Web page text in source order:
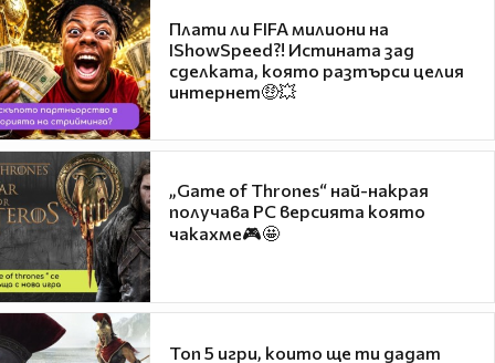
Плати ли FIFA милиони на
IShowSpeed?! Истината зад
сделката, която разтърси целия
интернет🤑💥
„Game of Thrones“ най-накрая
получава PC версията която
чакахме🎮🤩
Топ 5 игри, които ще ти дадат